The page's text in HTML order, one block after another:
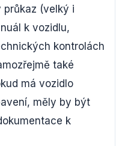
(velký i
k vozidlu,
kontrolách
také
má vozidlo
měly by být
k